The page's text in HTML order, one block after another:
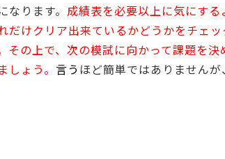
ります。 成績表を必要以上に気にす
だけクリア出来ているかどうかをチェ
その上で、次の模試に向かって課題を決
しょう。言う ほど簡単ではありません